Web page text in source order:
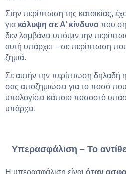
Στην περίπτωση της κατοικίας,
για κάλυψη σε Α’ κίνδυνο που
δεν λαμβάνει υπόψιν την
αυτή υπάρχει – σε περίπτωση
ζημιά.
Σε αυτήν την περίπτωση δηλαδή η
σας αποζημιώσει για το ποσό
υπολογίσει κάποιο ποσοστό
υπάρχει.
Υπερασφάλιση – Το